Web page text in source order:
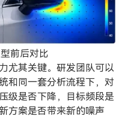
前后对比
尤其关键。研发团队可以
和同一套分析流程下，对
级是否下降，目标频段是
方案是否带来新的噪声